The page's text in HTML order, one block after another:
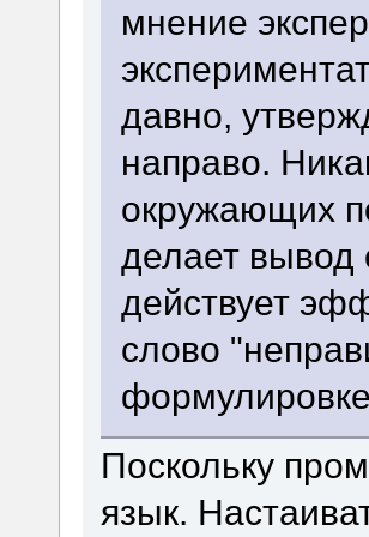
мнение
давно,
направо.
окружающих
делает
действует
слово
Поскольку
язык.